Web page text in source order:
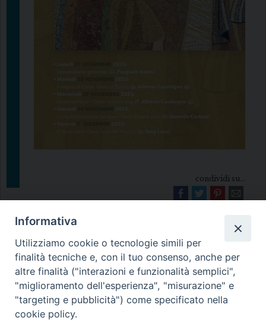
condividi su...
Diocesi di Melfi Rapolla Venosa
• Largo Duomo, 12 - 85025 MELFI (PZ) •
Informativa
Utilizziamo cookie o tecnologie simili per
finalità tecniche e, con il tuo consenso, anche per
altre finalità ("interazioni e funzionalità semplici",
"miglioramento dell'esperienza", "misurazione" e
"targeting e pubblicità") come specificato nella
cookie policy.